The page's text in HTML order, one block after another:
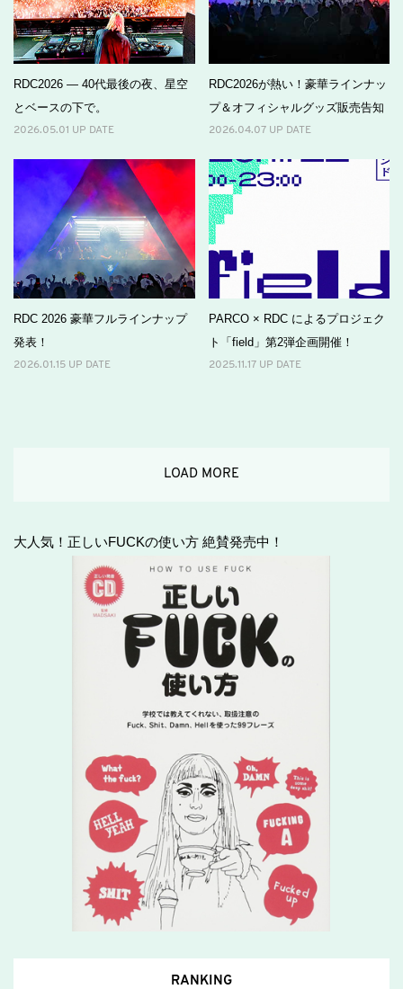
RDC2026 ― 40代最後の夜、星空
とベースの下で。
2026.05.01 UP DATE
RDC2026が熱い！豪華ラインナッ
プ＆オフィシャルグッズ販売告知
2026.04.07 UP DATE
RDC 2026 豪華フルラインナップ
発表！
2026.01.15 UP DATE
PARCO × RDC によるプロジェク
ト「field」第2弾企画開催！
2025.11.17 UP DATE
LOAD MORE
大人気！正しいFUCKの使い方 絶賛発売中！
RANKING